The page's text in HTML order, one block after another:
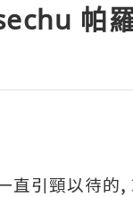
帕
直引頸以待的,